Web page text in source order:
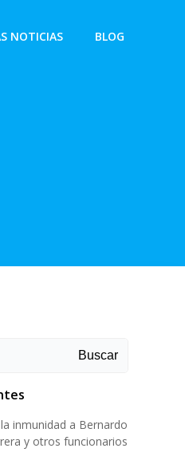
NOTICIAS BLOG
Buscar
inmunidad a Bernardo
y otros funcionarios